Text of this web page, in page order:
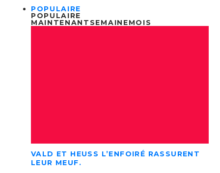
POPULAIRE
POPULAIRE
MAINTENANT SEMAINEMOIS
VALD ET HEUSS L’ENFOIRÉ RASSURENT
LEUR MEUF.